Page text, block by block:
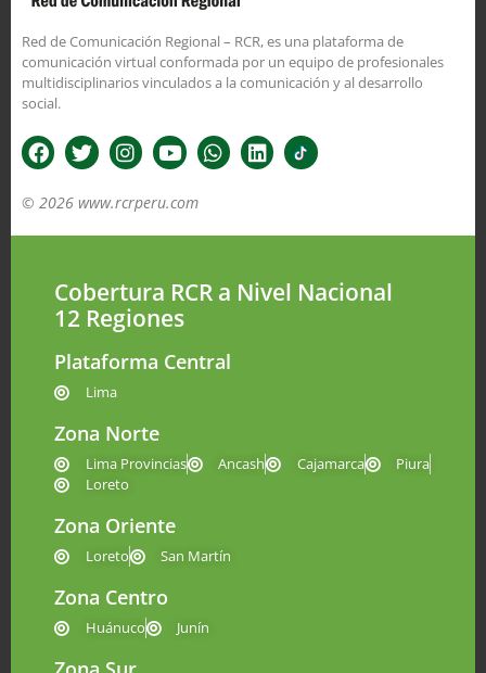
Red de Comunicación Regional – RCR, es una plataforma de
comunicación virtual conformada por un equipo de profesionales
multidisciplinarios vinculados a la comunicación y al desarrollo
social.
© 2026 www.rcrperu.com
Cobertura RCR a Nivel Nacional
12 Regiones
Plataforma Central
Lima
Zona Norte
Lima Provincias Ancash Cajamarca
Piura
Loreto
Zona Oriente
Loreto San Martín
Zona Centro
Huánuco Junín